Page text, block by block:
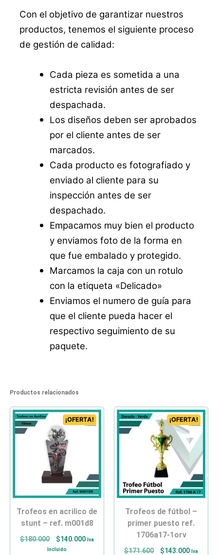
Con el objetivo de garantizar nuestros
productos, tenemos el siguiente proceso
de gestión de calidad:
Cada pieza es sometida a una
estricta revisión antes de ser
despachada.
Los diseños deben ser aprobados
por el cliente antes de ser
marcados.
Cada producto es fotografiado y
enviado al cliente para su
inspección antes de ser
despachado.
Empacamos muy bien el producto
y enviamos foto de la forma en
que fue embalado y protegido.
Marcamos la caja con un rotulo
con la etiqueta «Delicado»
Enviamos el numero de guía para
que el cliente pueda hacer el
respectivo seguimiento de su
paquete.
Productos relacionados
¡OFERTA!
trofeos en acrilico de
stunt – ref. m001d8
$180.000 $140.000 Iva
Incluido
¡OFERTA!
trofeos de fútbol –
primer puesto ref.
1706a17-1orv
$171.600 $143.000 Iva